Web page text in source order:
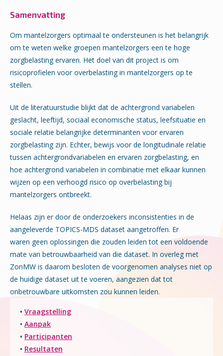
Samenvatting
Om mantelzorgers optimaal te ondersteunen is het belangrijk
om te weten welke groepen mantelzorgers een te hoge
zorgbelasting ervaren. Het doel van dit project is om
risicoprofielen voor overbelasting in mantelzorgers op te
stellen.
Uit de literatuurstudie blijkt dat de achtergrond variabelen
geslacht, leeftijd, sociaal economische status, leefsituatie en
sociale relatie belangrijke determinanten voor ervaren
zorgbelasting zijn. Echter, bewijs voor de longitudinale relatie
tussen achtergrondvariabelen en ervaren zorgbelasting, en
hoe achtergrond variabelen in combinatie met elkaar kunnen
wijzen op een verhoogd risico op overbelasting bij
mantelzorgers ontbreekt.
Helaas zijn er door de onderzoekers inconsistenties in de
aangeleverde TOPICS-MDS dataset aangetroffen. Er
waren geen oplossingen die zouden leiden tot een voldoende
mate van betrouwbaarheid van die dataset. In overleg met
ZonMW is daarom besloten de voorgenomen analyses niet op
de huidige dataset uit te voeren, aangezien dat tot
onbetrouwbare uitkomsten zou kunnen leiden.
• Vraagstelling
• Aanpak
• Participanten
• Resultaten